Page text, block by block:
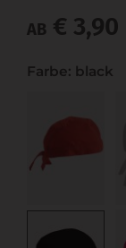
AB € 3,90
Farbe: black